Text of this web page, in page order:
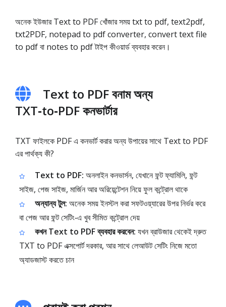
অনেক ইউজার Text to PDF খোঁজার সময় txt to pdf, text2pdf,
txt2PDF, notepad to pdf converter, convert text file
to pdf বা notes to pdf টাইপ কীওয়ার্ড ব্যবহার করেন।
Text to PDF বনাম অন্য
TXT‑to‑PDF কনভার্টার
TXT ফাইলকে PDF এ কনভার্ট করার অন্য উপায়ের সাথে Text to PDF
এর পার্থক্য কী?
Text to PDF: অনলাইন কনভার্সন, যেখানে ফন্ট ফ্যামিলি, ফন্ট
সাইজ, পেজ সাইজ, মার্জিন আর অরিয়েন্টেশন নিয়ে ফুল কন্ট্রোল থাকে
অন্যান্য টুল: অনেক সময় ইনস্টল করা সফটওয়্যারের উপর নির্ভর করে
বা পেজ আর ফন্ট সেটিং‑এ খুব সীমিত কন্ট্রোল দেয়
কখন Text to PDF ব্যবহার করবেন: যখন ব্রাউজার থেকেই দ্রুত
TXT to PDF এক্সপোর্ট দরকার, আর সাথে লেআউট সেটিং নিজে মতো
অ্যাডজাস্ট করতে চান